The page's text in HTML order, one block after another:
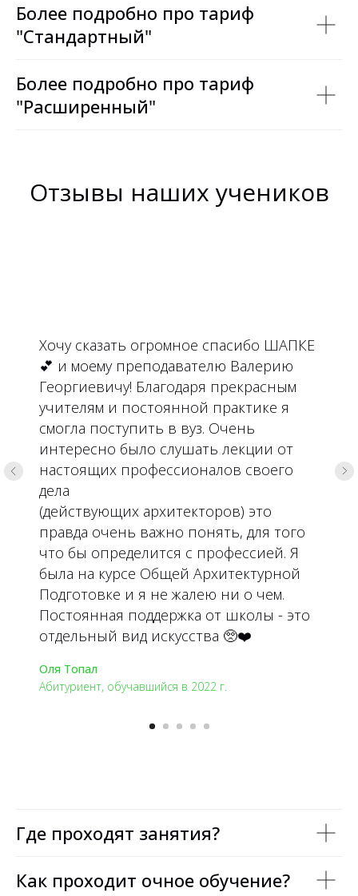
Более подробно про тариф
"Стандартный"
Более подробно про тариф
"Расширенный"
Отзывы наших учеников
Хочу сказать огромное спасибо ШАПКЕ
💕 и моему преподавателю Валерию
Георгиевичу! Благодаря прекрасным
учителям и постоянной практике я
смогла поступить в вуз. Очень
интересно было слушать лекции от
настоящих профессионалов своего
дела
(действующих архитекторов) это
правда очень важно понять, для того
что бы определится с профессией. Я
была на курсе Общей Архитектурной
Подготовке и я не жалею ни о чем.
Постоянная поддержка от школы - это
отдельный вид искусства 🥺❤️
Оля Топал
Абитуриент, обучавшийся в 2022 г.
Где проходят занятия?
Как проходит очное обучение?